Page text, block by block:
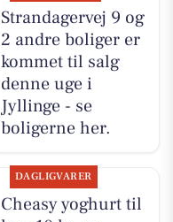
Strandagervej 9 og
2 andre boliger er
kommet til salg
denne uge i
Jyllinge - se
boligerne her.
DAGLIGVARER
Cheasy yoghurt til